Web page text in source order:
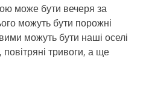
може бути вечеря за
можуть бути порожні
можуть бути наші оселі
тривоги, а ще